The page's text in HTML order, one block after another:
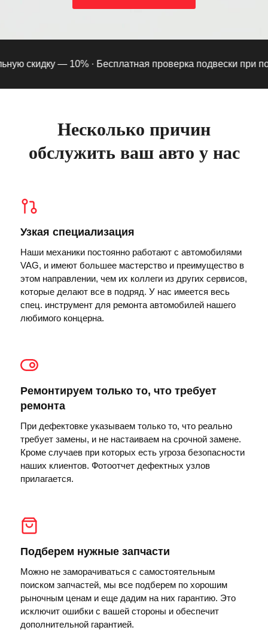
скидку — 10% ·Бесплатная проверка подвески при
Несколько причин
обслужить ваш авто у нас
Узкая специализация
Наши механики постоянно работают с автомобилями
VAG, и имеют большее мастерство и преимущество в
этом направлении, чем их коллеги из других сервисов,
которые делают все в подряд. У нас имеется весь
спец. инструмент для ремонта автомобилей нашего
любимого концерна.
Ремонтируем только то, что требует
ремонта
При дефектовке указываем только то, что реально
требует замены, и не настаиваем на срочной замене.
Кроме случаев при которых есть угроза безопасности
наших клиентов. Фотоотчет дефектных узлов
прилагается.
Подберем нужные запчасти
Можно не заморачиваться с самостоятельным
поиском запчастей, мы все подберем по хорошим
рыночным ценам и еще дадим на них гарантию. Это
исключит ошибки с вашей стороны и обеспечит
дополнительной гарантией.